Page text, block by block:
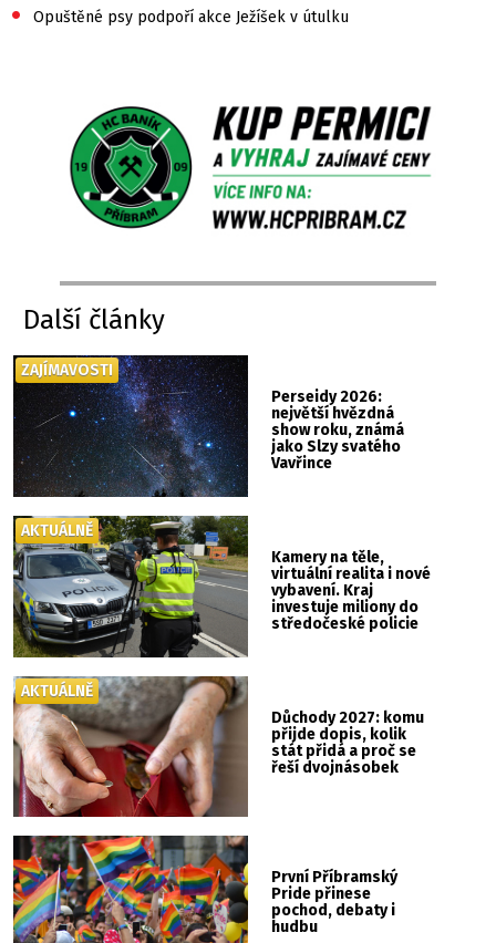
• Opuštěné psy podpoří akce Ježíšek v útulku
Další články
Perseidy 2026:
největší hvězdná
show roku, známá
jako Slzy svatého
Vavřince
ZAJÍMAVOSTI
Kamery na těle,
virtuální realita i nové
vybavení. Kraj
investuje miliony do
středočeské policie
AKTUÁLNĚ
Důchody 2027: komu
přijde dopis, kolik
stát přidá a proč se
řeší dvojnásobek
AKTUÁLNĚ
První Příbramský
Pride přinese
pochod, debaty i
hudbu